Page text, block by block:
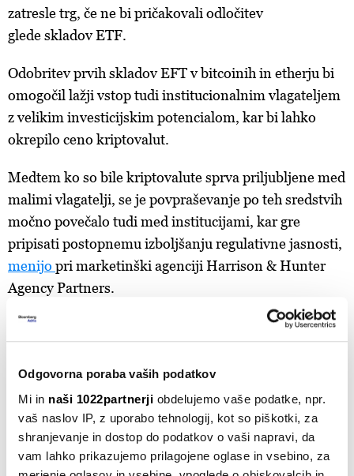
Odgovorna poraba vaših podatkov
Mi in naši 1022partnerji obdelujemo vaše podatke, npr.
vaš naslov IP, z uporabo tehnologij, kot so piškotki, za
shranjevanje in dostop do podatkov o vaši napravi, da
vam lahko prikazujemo prilagojene oglase in vsebino, za
zatresle trg, če ne bi pričakovali odločitev
gledeskladovETF.
Odobritev prvihskladovEFT v bitcoinih in etherju bi
omogočil lažji vstop tudi institucionalnim vlagateljem
z velikim investicijskim potencialom, kar bi lahko
okrepilo ceno kriptovalut.
Medtem ko so bile kriptovalute sprva priljubljene med
malimi vlagatelji, se je povpraševanje po teh sredstvih
močno povečalo tudi med institucijami, kar gre
pripisati postopnemu izboljšanju regulativne jasnosti,
menijo pri marketinški agenciji Harrison & Hunter
Agency Partners.
Novi igralci na trgu z veliko denarja
vlagatelji odločajo za kriptovalute, je razpršitev
portfelja, menijo pri agenciji. Kriptovalute namreč
ponujajo edinstven razred sredstev, ki je le šibko
povezan s tradicionalnimi naložbami (delnice,
obveznice). Institucionalni vlagatelji obravnavajo